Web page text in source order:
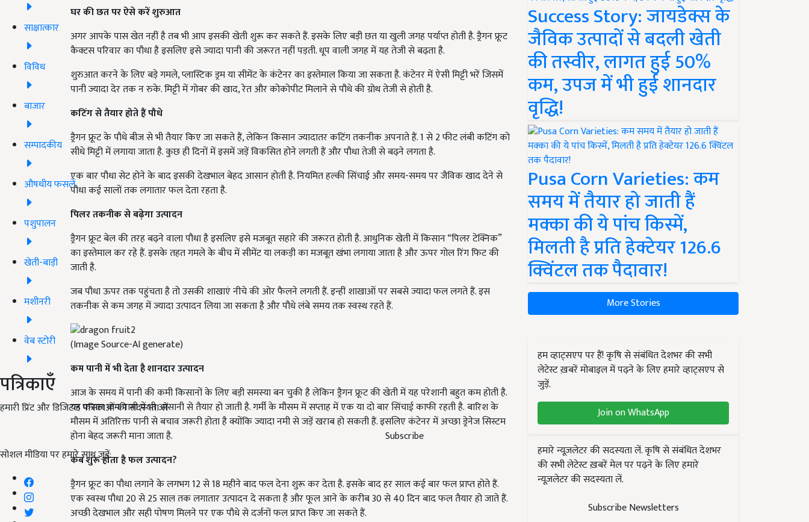
साक्षात्कार
विविध
बाजार
सम्पादकीय
औषधीय फसलें
पशुपालन
खेती-बाड़ी
मशीनरी
वेब स्टोरी
पत्रिकाएँ
हमारी प्रिंट और डिजिटल पत्रिकाओं की सदस्यता लें
Subscribe
सोशल मीडिया पर हमारे साथ जुड़ें:
घर की छत पर ऐसे करें शुरुआत
अगर आपके पास खेत नहीं है तब भी आप इसकी खेती शुरू कर सकते हैं. इसके लिए बड़ी छत या खुली जगह पर्याप्त होती है. ड्रैगन फ्रूट
कैक्टस परिवार का पौधा है इसलिए इसे ज्यादा पानी की जरूरत नहीं पड़ती. धूप वाली जगह में यह तेजी से बढ़ता है.
शुरुआत करने के लिए बड़े गमले, प्लास्टिक ड्रम या सीमेंट के कंटेनर का इस्तेमाल किया जा सकता है. कंटेनर में ऐसी मिट्टी भरें जिसमें
पानी ज्यादा देर तक न रुके. मिट्टी में गोबर की खाद, रेत और कोकोपीट मिलाने से पौधे की ग्रोथ तेजी से होती है.
कटिंग से तैयार होते हैं पौधे
ड्रैगन फ्रूट के पौधे बीज से भी तैयार किए जा सकते हैं, लेकिन किसान ज्यादातर कटिंग तकनीक अपनाते हैं. 1 से 2 फीट लंबी कटिंग को
सीधे मिट्टी में लगाया जाता है. कुछ ही दिनों में इसमें जड़ें विकसित होने लगती हैं और पौधा तेजी से बढ़ने लगता है.
एक बार पौधा सेट होने के बाद इसकी देखभाल बेहद आसान होती है. नियमित हल्की सिंचाई और समय-समय पर जैविक खाद देने से
पौधा कई सालों तक लगातार फल देता रहता है.
पिलर तकनीक से बढ़ेगा उत्पादन
ड्रैगन फ्रूट बेल की तरह बढ़ने वाला पौधा है इसलिए इसे मजबूत सहारे की जरूरत होती है. आधुनिक खेती में किसान “पिलर टेक्निक”
का इस्तेमाल कर रहे हैं. इसके तहत गमले के बीच में सीमेंट या लकड़ी का मजबूत खंभा लगाया जाता है और ऊपर गोल रिंग फिट की
जाती है.
जब पौधा ऊपर तक पहुंचता है तो उसकी शाखाएं नीचे की ओर फैलने लगती हैं. इन्हीं शाखाओं पर सबसे ज्यादा फल लगते हैं. इस
तकनीक से कम जगह में ज्यादा उत्पादन लिया जा सकता है और पौधे लंबे समय तक स्वस्थ रहते हैं.
(Image Source-AI generate)
कम पानी में भी देता है शानदार उत्पादन
आज के समय में पानी की कमी किसानों के लिए बड़ी समस्या बन चुकी है लेकिन ड्रैगन फ्रूट की खेती में यह परेशानी बहुत कम होती है.
यह फसल कम पानी में भी आसानी से तैयार हो जाती है. गर्मी के मौसम में सप्ताह में एक या दो बार सिंचाई काफी रहती है.बारिश के
मौसम में अतिरिक्त पानी से बचाव जरूरी होता है क्योंकि ज्यादा नमी से जड़ें खराब हो सकती हैं. इसलिए कंटेनर में अच्छा ड्रेनेज सिस्टम
होना बेहद जरूरी माना जाता है.
कब शुरू होता है फल उत्पादन?
ड्रैगन फ्रूट का पौधा लगाने के लगभग 12 से 18 महीने बाद फल देना शुरू कर देता है. इसके बाद हर साल कई बार फल प्राप्त होते हैं.
एक स्वस्थ पौधा 20 से 25 साल तक लगातार उत्पादन दे सकता है औरफूल आने के करीब 30 से 40 दिन बाद फल तैयार हो जाते हैं.
अच्छी देखभाल और सही पोषण मिलने पर एक पौधे से दर्जनों फल प्राप्त किए जा सकते हैं.
Success Story: जायडेक्स के
जैविक उत्पादों से बदली खेती
की तस्वीर, लागत हुई 50%
कम, उपज में भी हुई शानदार
वृद्धि!
Pusa Corn Varieties: कम
समय में तैयार हो जाती हैं
मक्का की ये पांच किस्में,
मिलती है प्रति हेक्टेयर 126.6
क्विंटल तक पैदावार!
More Stories
हम व्हाट्सएप पर हैं! कृषि से संबंधित देशभर की सभी
लेटेस्ट ख़बरें मोबाइल में पढ़ने के लिए हमारे व्हाट्सएप से
जुड़ें.
Join on WhatsApp
हमारे न्यूज़लेटर की सदस्यता लें. कृषि से संबंधित देशभर
की सभी लेटेस्ट ख़बरें मेल पर पढ़ने के लिए हमारे
न्यूज़लेटर की सदस्यता लें.
Subscribe Newsletters